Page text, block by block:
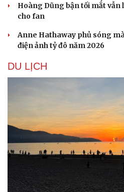
Hoàng Dũng bận tối mắt
cho fan
Anne Hathaway phủ sóng
điện ảnh tỷ đô năm 2026
DU LỊCH